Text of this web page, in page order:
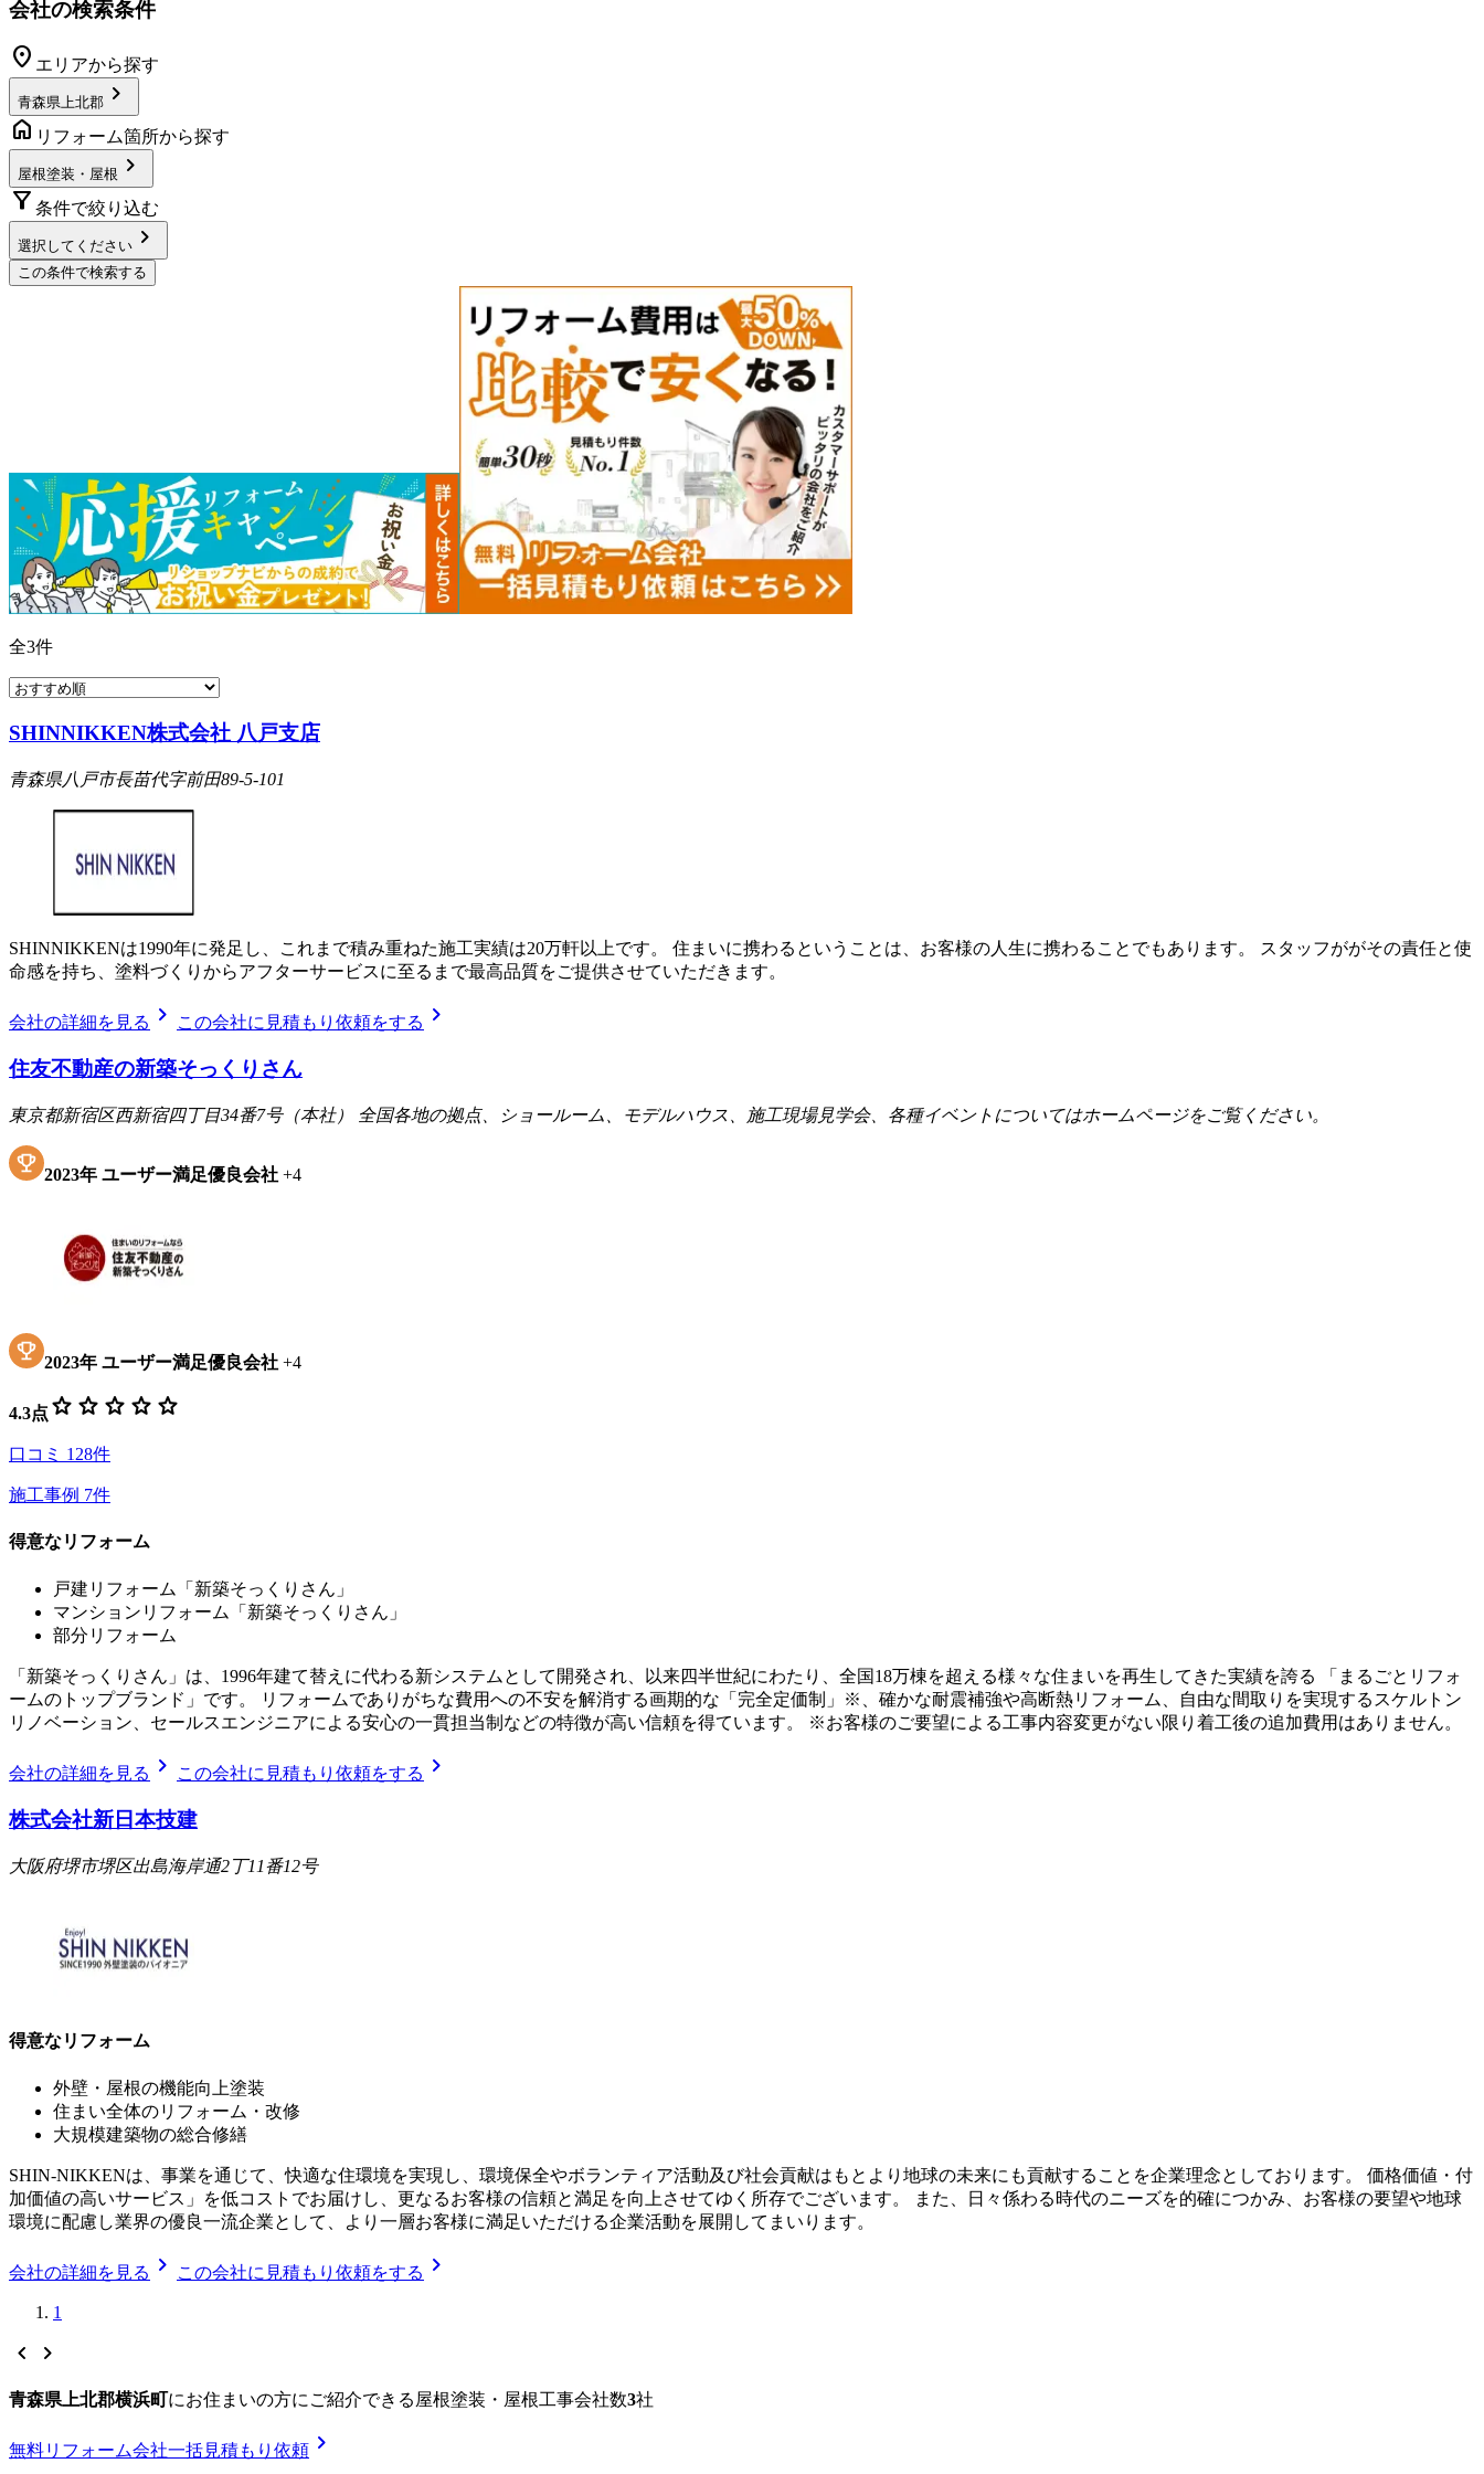
会社の検索条件
location_on エリアから探す
青森県上北郡 chevron_right
home リフォーム箇所から探す
屋根塗装・屋根 chevron_right
filter_alt 条件で絞り込む
選択してください chevron_right
この条件で検索する
全3件
SHINNIKKEN株式会社 八戸支店
青森県八戸市長苗代字前田89-5-101
SHINNIKKENは1990年に発足し、これまで積み重ねた施工実績は20万軒以上です。 住まいに携わるということは、お客様の人生に携わることでもあります。 スタッフががその責任と使
命感を持ち、塗料づくりからアフターサービスに至るまで最高品質をご提供させていただきます。
会社の詳細を見る chevron_right この会社に見積もり依頼をする chevron_right
住友不動産の新築そっくりさん
東京都新宿区西新宿四丁目34番7号（本社） 全国各地の拠点、ショールーム、モデルハウス、施工現場見学会、各種イベントについてはホームページをご覧ください。
2023年 ユーザー満足優良会社 +4
2023年 ユーザー満足優良会社 +4
4.3点 star star star star star
口コミ 128件
施工事例 7件
得意なリフォーム
戸建リフォーム「新築そっくりさん」
マンションリフォーム「新築そっくりさん」
部分リフォーム
「新築そっくりさん」は、1996年建て替えに代わる新システムとして開発され、以来四半世紀にわたり、全国18万棟を超える様々な住まいを再生してきた実績を誇る 「まるごとリフォ
ームのトップブランド」です。 リフォームでありがちな費用への不安を解消する画期的な「完全定価制」※、確かな耐震補強や高断熱リフォーム、自由な間取りを実現するスケルトン
リノベーション、セールスエンジニアによる安心の一貫担当制などの特徴が高い信頼を得ています。 ※お客様のご要望による工事内容変更がない限り着工後の追加費用はありません。
会社の詳細を見る chevron_right この会社に見積もり依頼をする chevron_right
株式会社新日本技建
大阪府堺市堺区出島海岸通2丁11番12号
得意なリフォーム
外壁・屋根の機能向上塗装
住まい全体のリフォーム・改修
大規模建築物の総合修繕
SHIN-NIKKENは、事業を通じて、快適な住環境を実現し、環境保全やボランティア活動及び社会貢献はもとより地球の未来にも貢献することを企業理念としております。 価格価値・付
加価値の高いサービス」を低コストでお届けし、更なるお客様の信頼と満足を向上させてゆく所存でございます。 また、日々係わる時代のニーズを的確につかみ、お客様の要望や地球
環境に配慮し業界の優良一流企業として、より一層お客様に満足いただける企業活動を展開してまいります。
会社の詳細を見る chevron_right この会社に見積もり依頼をする chevron_right
1
chevron_left chevron_right
青森県上北郡横浜町にお住まいの方にご紹介できる 屋根塗装・屋根工事会社数3社
無料リフォーム会社一括見積もり依頼 chevron_right